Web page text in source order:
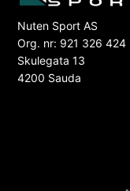
Nuten Sport AS
Org. nr: 921 326 424
Skulegata 13
4200 Sauda